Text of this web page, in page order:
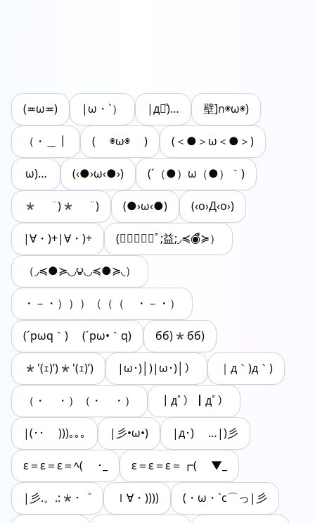
(≖ω≖) |ω・`） |д꒪ͧ)… 壁]ก◉ω◉)
（・＿┃ ( ◉ω◉ ) (＜●＞ω＜●＞)
ω)… (‹●›ω‹●›) (´（●）ω（●）｀)
* ¨)* ¨) (●›ω‹●) (‹o›Д‹o›)
|∀・)+|∀・)+ (≼◉ื≽◟ﾟ;益;◞≼◉ื≽）
（◞≼●≽◟◞౪◟◞≼●≽◟）
・－・）））（（（ ・－・）
(´pωq｀) (´pω•｀q) бб)*бб)
*'(ｪ)’)*'(ｪ)’) |ω･)│)|ω･)│） ｜д｀)д｀)
（・ゝ・）（・ゝ・） ┃дﾟ）┃дﾟ）
|(･･ )))｡｡｡ |彡•ω•) |д･) …|)彡
ε＝ε＝ε＝ﾍ( ･_ ε＝ε＝ε＝┏( ▼_
|彡.。.:*･゜ ｌ∀・)))) (・ω・`c⌒っ|彡